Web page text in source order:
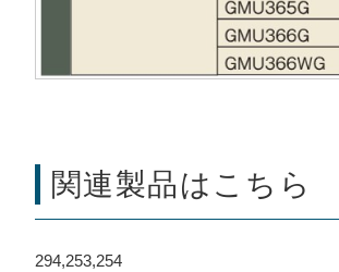
関連製品はこちら
294,253,254